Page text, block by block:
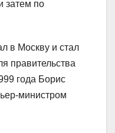
затем по
в Москву и стал
правительства
года Борис
министром